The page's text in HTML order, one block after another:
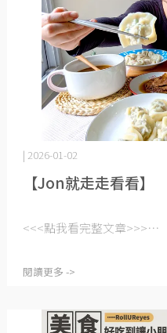
【Jon就走走看看】
| 2026-01-02
<<<點我看完整文章>>>⋯
閱讀更多 ->